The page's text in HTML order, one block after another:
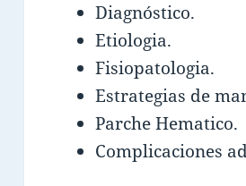
Diagnóstico.
Etiologia.
Fisiopatologia.
Estrategias de
Parche Hematico.
Complicaciones